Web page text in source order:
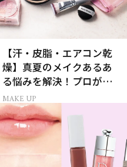
【汗・皮脂・エアコン乾
燥】真夏のメイクあるあ
る悩みを解決！プロが教
えるパウダー活用術
MAKE UP